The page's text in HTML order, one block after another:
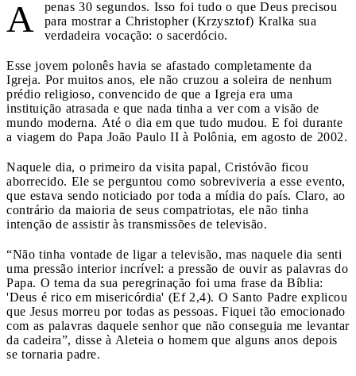
A
penas 30 segundos. Isso foi tudo o que Deus precisou
para mostrar a Christopher (Krzysztof) Kralka sua
verdadeira vocação: o sacerdócio.
Esse jovem polonês havia se afastado completamente da
Igreja. Por muitos anos, ele não cruzou a soleira de nenhum
prédio religioso, convencido de que a Igreja era uma
instituição atrasada e que nada tinha a ver com a visão de
mundo moderna. Até o dia em que tudo mudou. E foi durante
a viagem do Papa João Paulo II à Polônia, em agosto de 2002.
Naquele dia, o primeiro da visita papal, Cristóvão ficou
aborrecido. Ele se perguntou como sobreviveria a esse evento,
que estava sendo noticiado por toda a mídia do país. Claro, ao
contrário da maioria de seus compatriotas, ele não tinha
intenção de assistir às transmissões de televisão.
“Não tinha vontade de ligar a televisão, mas naquele dia senti
uma pressão interior incrível: a pressão de ouvir as palavras do
Papa. O tema da sua peregrinação foi uma frase da Bíblia:
'Deus é rico em misericórdia' (Ef 2,4). O Santo Padre explicou
que Jesus morreu por todas as pessoas. Fiquei tão emocionado
com as palavras daquele senhor que não conseguia me levantar
da cadeira”, disse à Aleteia o homem que alguns anos depois
se tornaria padre.